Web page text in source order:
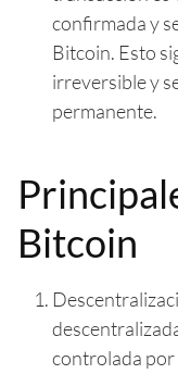
confirmada y
Bitcoin. Esto
irreversible y
permanente.
Bitcoin
controlada por